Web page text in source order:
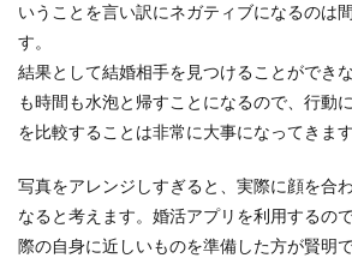
いうことを言い訳にネガティブになるのは
す。
結果として結婚相手を見つけることができ
も時間も水泡と帰すことになるので、行動
を比較することは非常に大事になってきます
写真をアレンジしすぎると、実際に顔を合
なると考えます。婚活アプリを利用するの
際の自身に近しいものを準備した方が賢明で